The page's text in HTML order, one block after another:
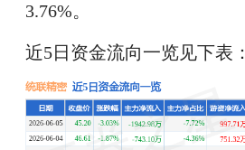
3.76%。
近5日资金流向一览见下表：